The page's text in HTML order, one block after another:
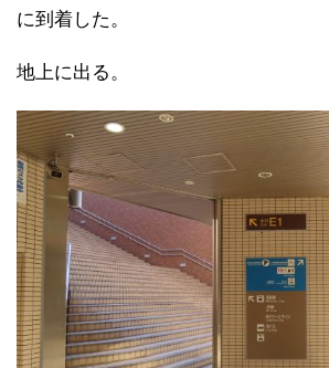
に到着した。
地上に出る。